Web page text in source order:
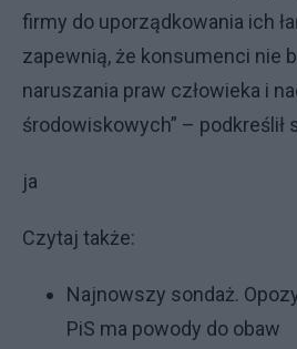
firmy do uporządkowania ich
zapewnią, że konsumenci nie
naruszania praw człowieka i
środowiskowych” – podkreślił
ja
Czytaj także:
Najnowszy sondaż.
PiS ma powody do obaw